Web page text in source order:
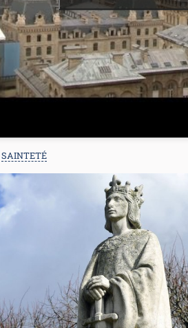
SAINTETÉ